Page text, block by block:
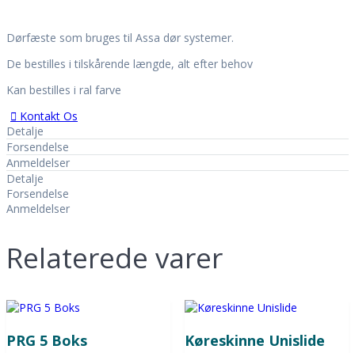
Job hos T.E. Service
Myndighedskrav
Det skal du være opmærksom på
Lagervarer
Kontakt
Dørfæste som bruges til Assa dør systemer.
De bestilles i tilskårende længde, alt efter behov
Kan bestilles i ral farve
Kontakt Os
Detalje
Forsendelse
Anmeldelser
Detalje
Forsendelse
Anmeldelser
Relaterede varer
PRG 5 Boks Køreskinne Unislide